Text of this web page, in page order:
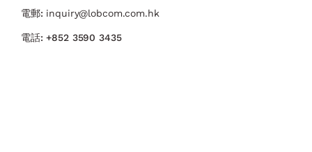
電郵: inquiry@lobcom.com.hk
電話:+852 3590 3435